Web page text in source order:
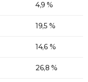
4,9 %
19,5 %
14,6 %
26,8 %